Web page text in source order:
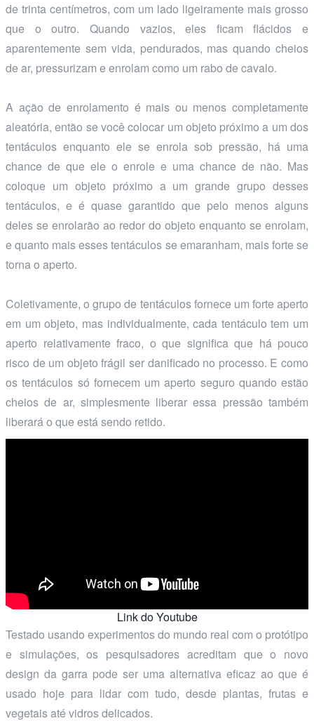
de trinta centímetros, com um lado ligeiramente mais grosso
que o outro. Quando vazios, eles ficam flácidos e
aparentemente sem vida, pendurados, mas quando cheios
de ar, pressurizam e enrolam como um rabo de cavalo.
A ação de enrolamento é mais ou menos completamente
aleatória, então se você colocar um objeto próximo a um dos
tentáculos enquanto ele se enrola sob pressão, há uma
chance de que ele o enrole e uma chance de não. Mas
coloque um objeto próximo a um grande grupo desses
tentáculos, e é quase garantido que pelo menos alguns
deles se enrolarão ao redor do objeto enquanto se enrolam,
e quanto mais esses tentáculos se emaranham, mais forte se
torna o aperto.
Coletivamente, o grupo de tentáculos fornece um forte aperto
em um objeto, mas individualmente, cada tentáculo tem um
aperto relativamente fraco, o que significa que há pouco
risco de um objeto frágil ser danificado no processo. E como
os tentáculos só fornecem um aperto seguro quando estão
cheios de ar, simplesmente liberar essa pressão também
liberará o que está sendo retido.
Link do Youtube
Testado usando experimentos do mundo real com o protótipo
e simulações, os pesquisadores acreditam que o novo
design da garra pode ser uma alternativa eficaz ao que é
usado hoje para lidar com tudo, desde plantas, frutas e
vegetais até vidros delicados.